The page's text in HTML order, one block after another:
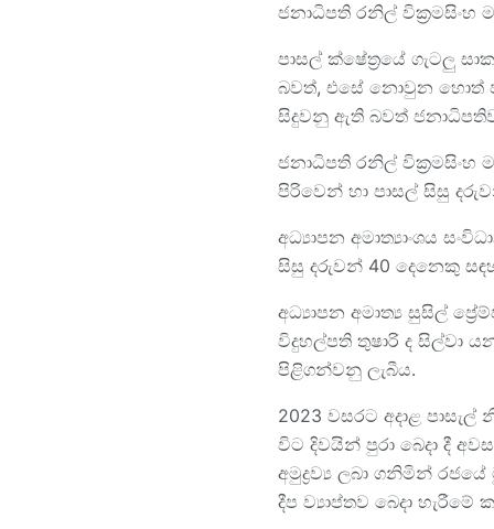
ජනාධිපති රනිල් වික්‍රමසිංහ
පාසල් ක්ෂේත්‍රයේ ගැටලු
බවත්, එසේ නොවුන හොත්
සිදුවනු ඇති බවත්
ජනාධිපති රනිල් වික්‍රමසිංහ
පිරිවෙන් හා පාසල් සිසු
අධ්‍යාපන අමාත්‍යාංශය
සිසු දරුවන් 40 දෙනෙකු
අධ්‍යාපන අමාත්‍ය සුසිල්
විදුහල්පති තුෂාරි ද සිල්වා
පිළිගන්වනු ලැබීය.
2023 වසරට අදාළ
විට දිවයින් පුරා බෙදා දී
අමුද්‍රව්‍ය ලබා ගනිමින්
දීප ව්‍යාප්තව බෙදා